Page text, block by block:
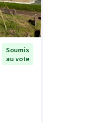
Soumis
au vote